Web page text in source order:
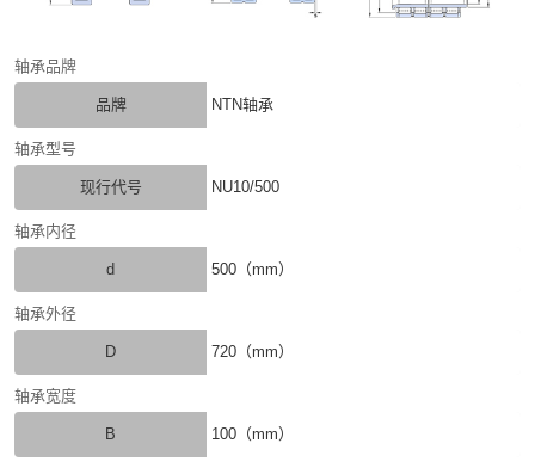
轴承品牌
品牌 NTN轴承
轴承型号
现行代号 NU10/500
轴承内径
d 500（mm）
轴承外径
D 720（mm）
轴承宽度
B 100（mm）